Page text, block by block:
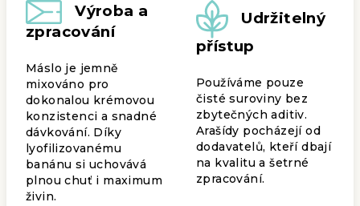
Výroba a
zpracování
Máslo je jemně
mixováno pro
dokonalou krémovou
konzistenci a snadné
dávkování. Díky
lyofilizovanému
banánu si uchovává
plnou chuť i maximum
živin.
Udržitelný
přístup
Používáme pouze
čisté suroviny bez
zbytečných aditiv.
Arašídy pocházejí od
dodavatelů, kteří dbají
na kvalitu a šetrné
zpracování.